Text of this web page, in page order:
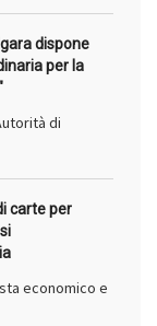
dispone
per la
di
carte per
economico e